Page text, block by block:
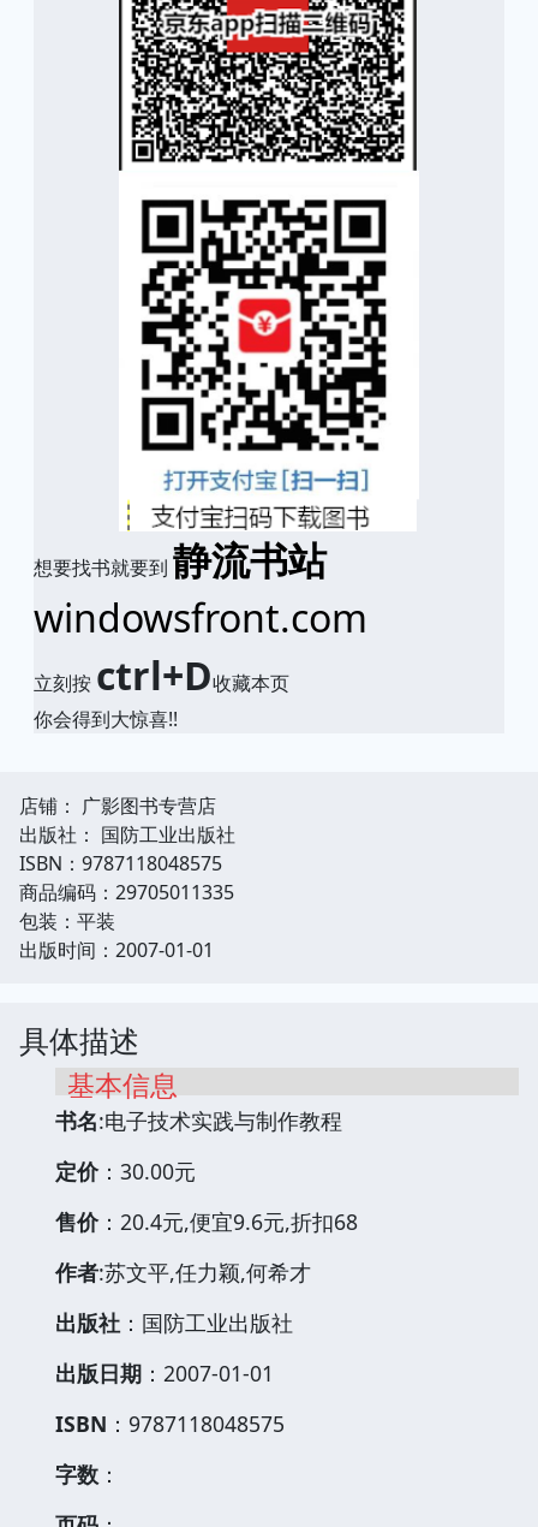
想要找书就要到 静流书站
windowsfront.com
立刻按 ctrl+D收藏本页
你会得到大惊喜!!
店铺： 广影图书专营店
出版社： 国防工业出版社
ISBN：9787118048575
商品编码：29705011335
包装：平装
出版时间：2007-01-01
具体描述
基本信息
书名:电子技术实践与制作教程
定价：30.00元
售价：20.4元,便宜9.6元,折扣68
作者:苏文平,任力颖,何希才
出版社 ：国防工业出版社
出版日期 ：2007-01-01
ISBN ：9787118048575
字数 ：